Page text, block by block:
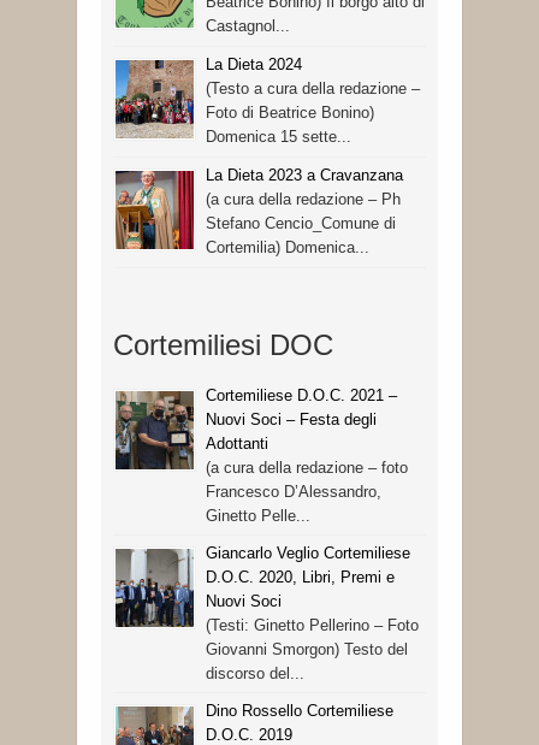
Castagnol...
La Dieta 2024
(Testo a cura della redazione –
Foto di Beatrice Bonino)
Domenica 15 sette...
La Dieta 2023 a Cravanzana
(a cura della redazione – Ph
Stefano Cencio_Comune di
Cortemilia) Domenica...
Cortemiliesi DOC
Cortemiliese D.O.C. 2021 –
Nuovi Soci – Festa degli
Adottanti
(a cura della redazione – foto
Francesco D’Alessandro,
Ginetto Pelle...
Giancarlo Veglio Cortemiliese
D.O.C. 2020, Libri, Premi e
Nuovi Soci
(Testi: Ginetto Pellerino – Foto
Giovanni Smorgon) Testo del
discorso del...
Dino Rossello Cortemiliese
D.O.C. 2019